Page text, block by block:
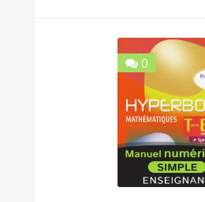
0